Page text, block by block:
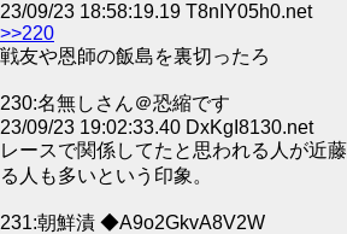
23/09/23 18:58:19.19 T8nIY05h0.net
>>220
戦友や恩師の飯島を裏切ったろ
230:名無しさん＠恐縮です
23/09/23 19:02:33.40 DxKgI8130.net
レースで関係してたと思われる人が近
る人も多いという印象。
231:朝鮮漬 ◆A9o2GkvA8V2W